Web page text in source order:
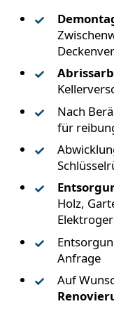
Nach
für
Holz,
Anfrage
Auf